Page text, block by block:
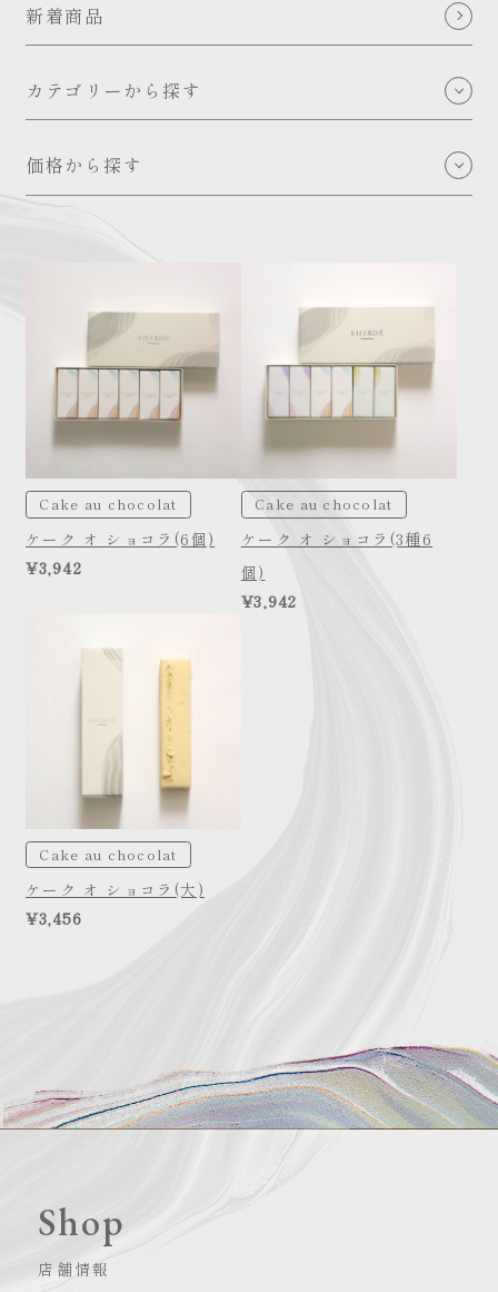
新着商品
カテゴリーから探す
Cake au chocolat
THE SHIROÉ
その他アイテム
価格から探す
3,000～4,000
4,000~5,000
5,000～
Cake au chocolat
ケーク オ ショコラ(6個)
¥3,942
Cake au chocolat
ケーク オ ショコラ(3種6
個)
¥3,942
Cake au chocolat
ケーク オ ショコラ(大)
¥3,456
Shop
店舗情報